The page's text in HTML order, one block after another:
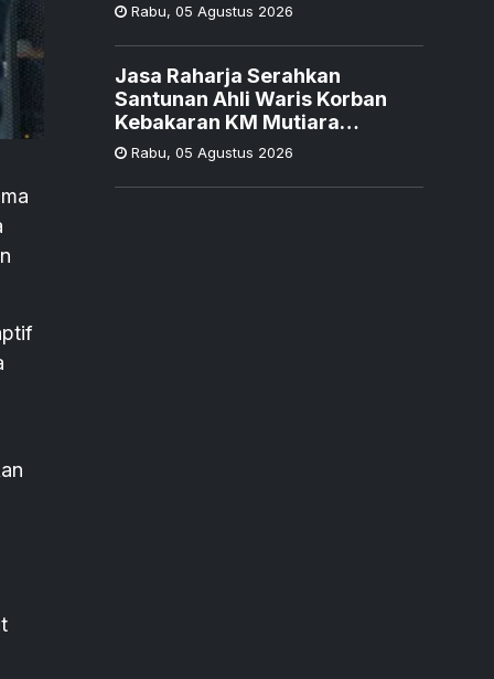
Rabu, 05 Agustus 2026
Jasa Raharja Serahkan
Santunan Ahli Waris Korban
Kebakaran KM Mutiara
Sentosa II
Rabu, 05 Agustus 2026